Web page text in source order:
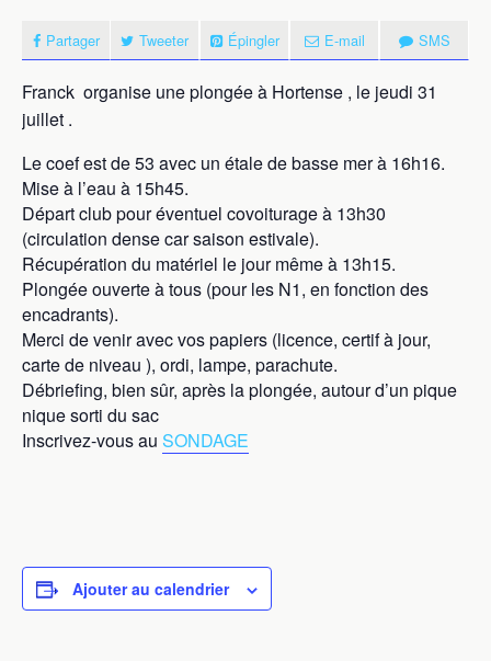
Partager Tweeter Épingler E-mail SMS
Franck organise une plongée à Hortense , le jeudi 31
juillet .
Le coef est de 53 avec un étale de basse mer à 16h16.
Mise à l’eau à 15h45.
Départ club pour éventuel covoiturage à 13h30
(circulation dense car saison estivale).
Récupération du matériel le jour même à 13h15.
Plongée ouverte à tous (pour les N1, en fonction des
encadrants).
Merci de venir avec vos papiers (licence, certif à jour,
carte de niveau ), ordi, lampe, parachute.
Débriefing, bien sûr, après la plongée, autour d’un pique
nique sorti du sac
Inscrivez-vous au SONDAGE
Ajouter au calendrier